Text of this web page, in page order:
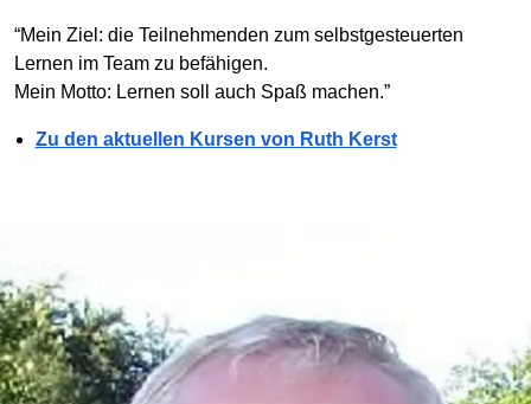
“Mein Ziel: die Teilnehmenden zum selbstgesteuerten
Lernen im Team zu befähigen.
Mein Motto: Lernen soll auch Spaß machen.”
Zu den aktuellen Kursen von Ruth Kerst